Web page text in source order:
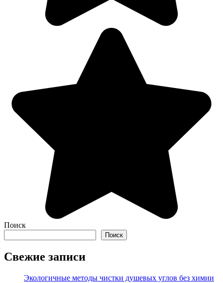
Поиск
Поиск
Свежие записи
Экологичные методы чистки душевых углов без химии